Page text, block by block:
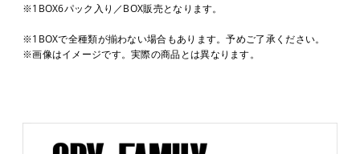
※1BOX6パック入り／BOX販売となります。
※1BOXで全種類が揃わない場合もあります。予めご了承ください。
※画像はイメージです。実際の商品とは異なります。